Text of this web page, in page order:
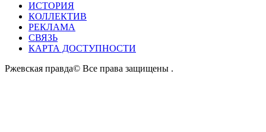
ИСТОРИЯ
КОЛЛЕКТИВ
РЕКЛАМА
СВЯЗЬ
КАРТА ДОСТУПНОСТИ
Ржевская правда© Все права защищены .